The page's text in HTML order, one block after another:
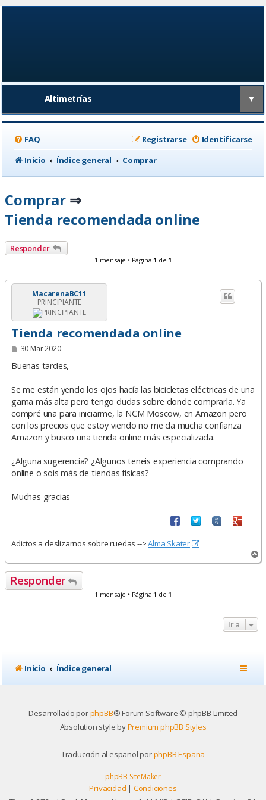
Altimetrías ▼
FAQ Identificarse
Registrarse
Inicio
Índice general Comprar
Comprar⇒
Tienda recomendada online
Responder
1 mensaje • Página 1 de 1
MacarenaBC11
PRINCIPIANTE
Tienda recomendada online
M
n
j
e
30 Mar 2020
Buenas tardes,
Se me están yendo los ojos hacía las bicicletas eléctricas de una
gama más alta pero tengo dudas sobre donde comprarla. Ya
compré una para iniciarme, la NCM Moscow, en Amazon pero
con los precios que estoy viendo no me da mucha confianza
Amazon y busco una tienda online más especializada.
¿Alguna sugerencia? ¿Algunos teneis experiencia comprando
online o sois más de tiendas físicas?
Muchas gracias
Adictos a deslizarnos sobre ruedas -->Alma Skater
r
Responder
1 mensaje • Página 1 de 1
Ir a
Inicio Índice general
Desarrollado porphpBB® Forum Software © phpBB Limited
Absolution style byPremium phpBB Styles
Traducción al español porphpBB España
phpBB SiteMaker
Privacidad | Condiciones